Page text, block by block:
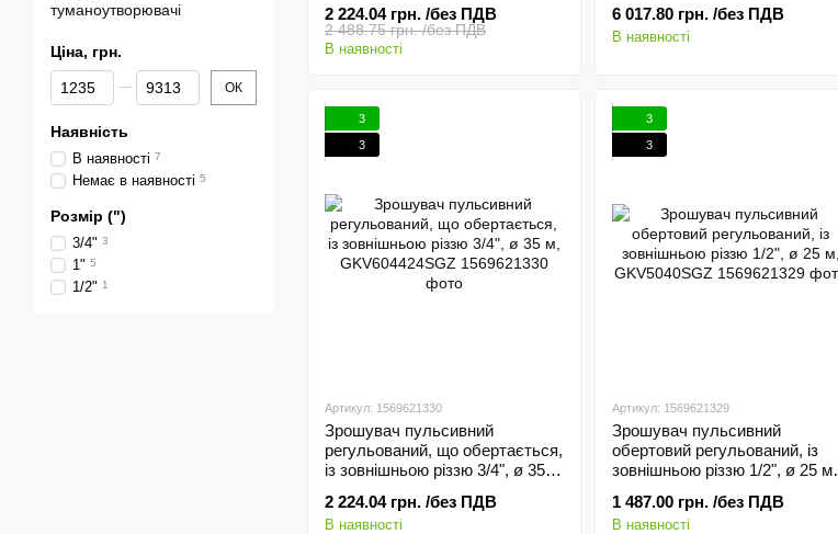
2 488.75 грн. /без ПДВ
2 224.04 грн. /без ПДВ
В наявності
6 017.80 грн. /без ПДВ
В наявності
3
3
Артикул: 1569621330
Зрошувач пульсивний
регульований, що обертається,
із зовнішньою різзю 3/4", ø 35
2 224.04 грн. /без ПДВ
В наявності
3
3
Артикул: 1569621329
Зрошувач пульсивний
обертовий регульований, із
зовнішньою різзю 1/2", ø 25 м,
1 487.00 грн. /без ПДВ
В наявності
туманоутворювачі
Ціна, грн.
Від Ціна, грн.
До Ціна, грн. ОК
Наявність
В наявності 7
Немає в наявності 5
Розмір (")
3/4" 3
1" 5
1/2" 1